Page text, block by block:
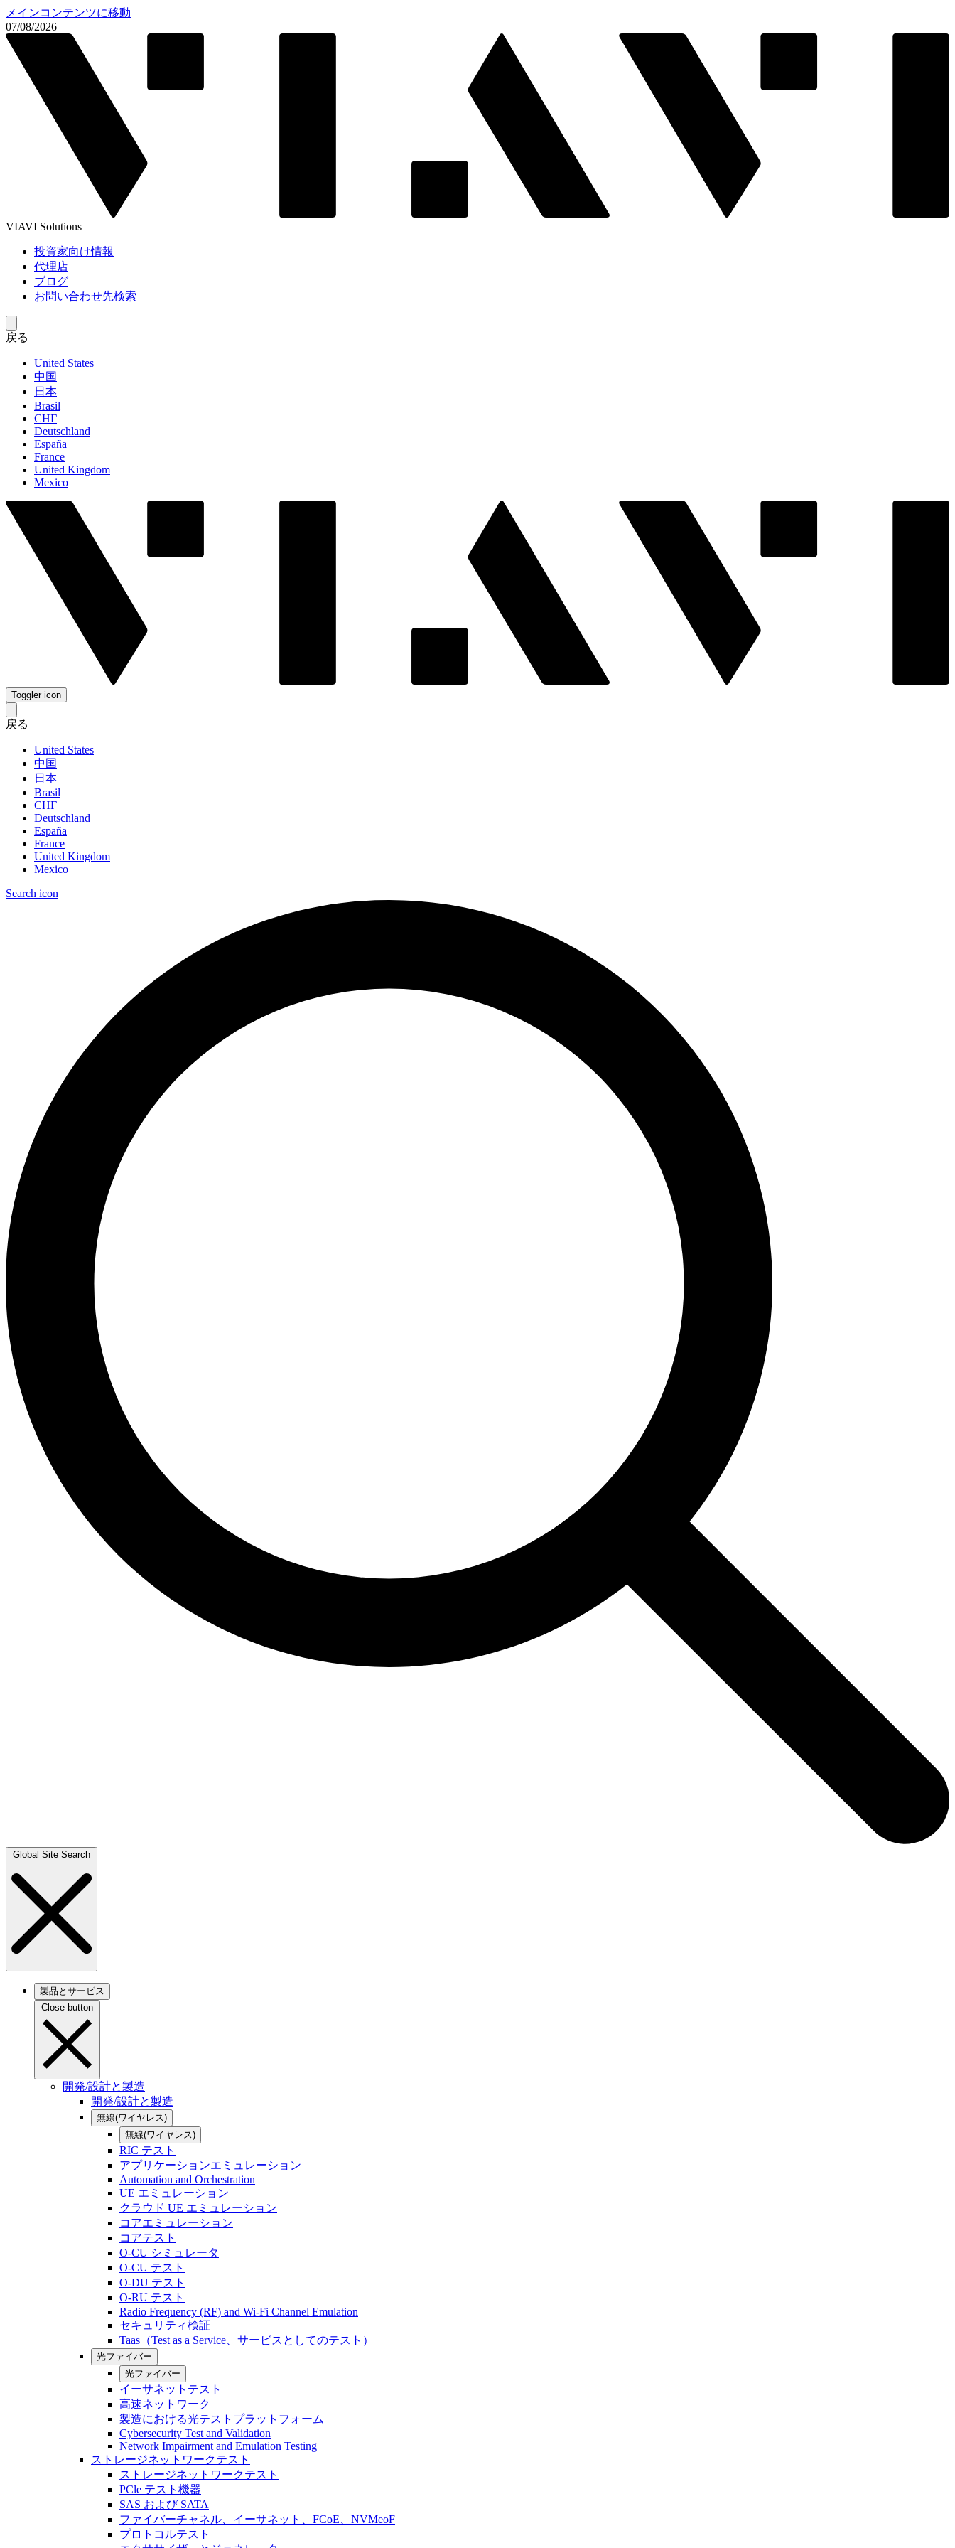
メインコンテンツに移動
07/08/2026
VIAVI Solutions
投資家向け情報
代理店
ブログ
お問い合わせ先検索
戻る
United States
中国
日本
Brasil
СНГ
Deutschland
España
France
United Kingdom
Mexico
Toggler icon
戻る
United States
中国
日本
Brasil
СНГ
Deutschland
España
France
United Kingdom
Mexico
Search icon
Global Site Search
製品とサービス
Close button
開発/設計と製造
開発/設計と製造
無線(ワイヤレス)
無線(ワイヤレス)
RIC テスト
アプリケーションエミュレーション
Automation and Orchestration
UE エミュレーション
クラウド UE エミュレーション
コアエミュレーション
コアテスト
O-CU シミュレータ
O-CU テスト
O-DU テスト
O-RU テスト
Radio Frequency (RF) and Wi-Fi Channel Emulation
セキュリティ検証
Taas（Test as a Service、サービスとしてのテスト）
光ファイバー
光ファイバー
イーサネットテスト
高速ネットワーク
製造における光テストプラットフォーム
Cybersecurity Test and Validation
Network Impairment and Emulation Testing
ストレージネットワークテスト
ストレージネットワークテスト
PCle テスト機器
SAS および SATA
ファイバーチャネル、イーサネット、FCoE、NVMeoF
プロトコルテスト